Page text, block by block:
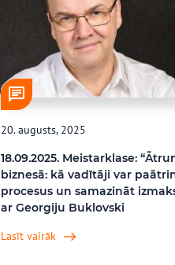
20. augusts, 2025
18.09.2025. Meistarklase:
biznesā: kā vadītāji var
procesus un samazināt
ar Georgiju Buklovski
Lasīt vairāk